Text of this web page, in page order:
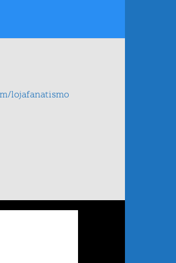
lojafanatismo